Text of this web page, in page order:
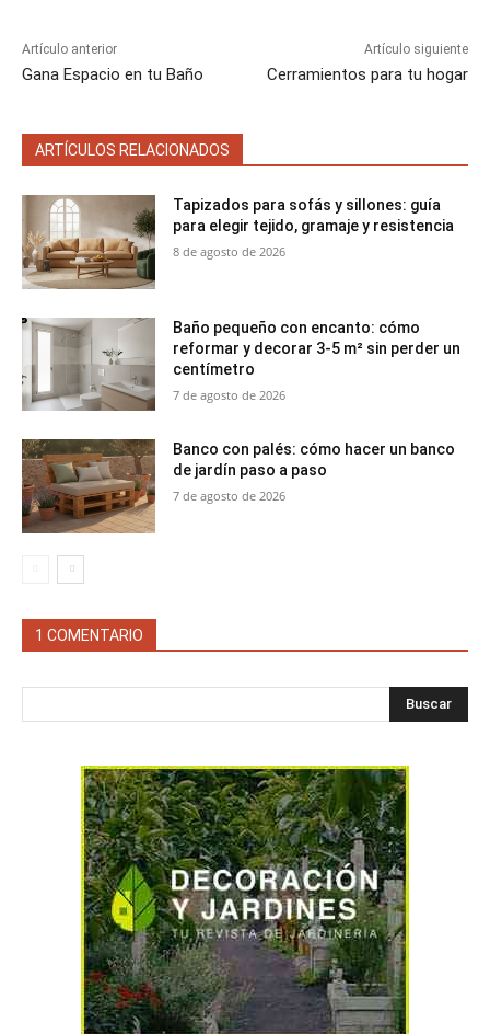
Artículo anterior
Gana Espacio en tu Baño
Artículo siguiente
Cerramientos para tu hogar
ARTÍCULOS RELACIONADOS
Tapizados para sofás y sillones: guía
para elegir tejido, gramaje y resistencia
8 de agosto de 2026
Baño pequeño con encanto: cómo
reformar y decorar 3-5 m² sin perder un
centímetro
7 de agosto de 2026
Banco con palés: cómo hacer un banco
de jardín paso a paso
7 de agosto de 2026
1 COMENTARIO
Buscar